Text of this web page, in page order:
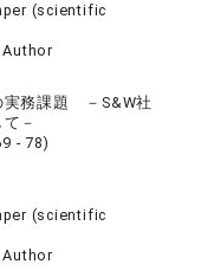
(scientific
Author
実務課題 －S&W社
－
- 78)
(scientific
Author